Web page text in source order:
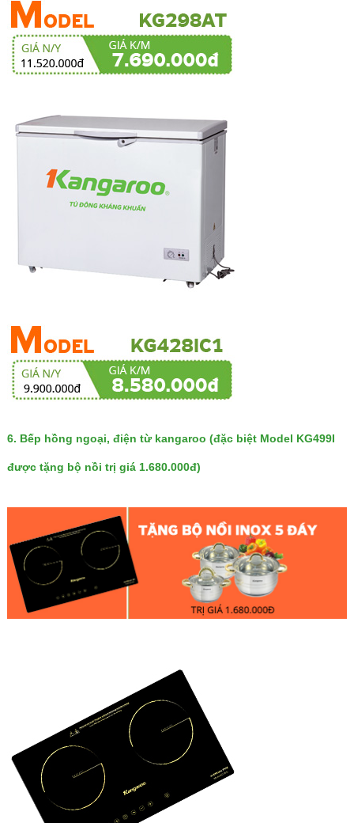
6. Bếp hồng ngoại, điện từ kangaroo (đặc biệt Model KG499I
được tặng bộ nồi trị giá 1.680.000đ)